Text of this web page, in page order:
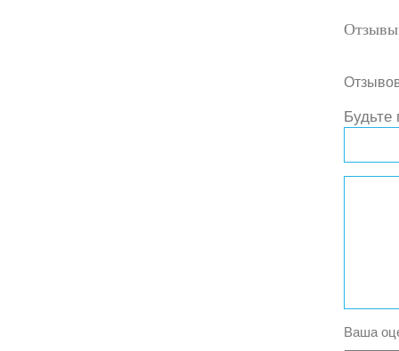
Будьте
Ваша